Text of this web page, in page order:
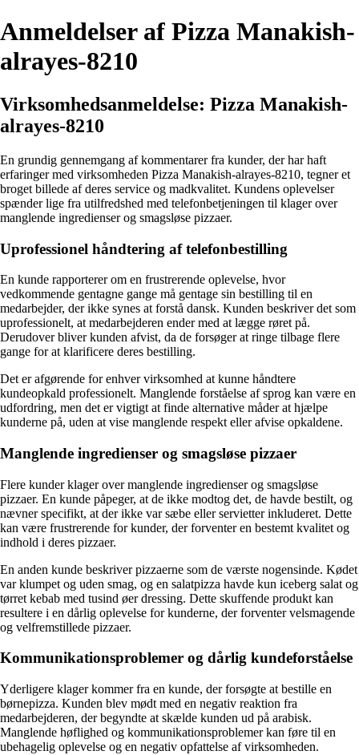
Anmeldelser af Pizza Manakish-
alrayes-8210
Virksomhedsanmeldelse: Pizza Manakish-
alrayes-8210
En grundig gennemgang af kommentarer fra kunder, der har haft
erfaringer med virksomheden Pizza Manakish-alrayes-8210, tegner et
broget billede af deres service og madkvalitet. Kundens oplevelser
spænder lige fra utilfredshed med telefonbetjeningen til klager over
manglende ingredienser og smagsløse pizzaer.
Uprofessionel håndtering af telefonbestilling
En kunde rapporterer om en frustrerende oplevelse, hvor
vedkommende gentagne gange må gentage sin bestilling til en
medarbejder, der ikke synes at forstå dansk. Kunden beskriver det som
uprofessionelt, at medarbejderen ender med at lægge røret på.
Derudover bliver kunden afvist, da de forsøger at ringe tilbage flere
gange for at klarificere deres bestilling.
Det er afgørende for enhver virksomhed at kunne håndtere
kundeopkald professionelt. Manglende forståelse af sprog kan være en
udfordring, men det er vigtigt at finde alternative måder at hjælpe
kunderne på, uden at vise manglende respekt eller afvise opkaldene.
Manglende ingredienser og smagsløse pizzaer
Flere kunder klager over manglende ingredienser og smagsløse
pizzaer. En kunde påpeger, at de ikke modtog det, de havde bestilt, og
nævner specifikt, at der ikke var sæbe eller servietter inkluderet. Dette
kan være frustrerende for kunder, der forventer en bestemt kvalitet og
indhold i deres pizzaer.
En anden kunde beskriver pizzaerne som de værste nogensinde. Kødet
var klumpet og uden smag, og en salatpizza havde kun iceberg salat og
tørret kebab med tusind øer dressing. Dette skuffende produkt kan
resultere i en dårlig oplevelse for kunderne, der forventer velsmagende
og velfremstillede pizzaer.
Kommunikationsproblemer og dårlig kundeforståelse
Yderligere klager kommer fra en kunde, der forsøgte at bestille en
børnepizza. Kunden blev mødt med en negativ reaktion fra
medarbejderen, der begyndte at skælde kunden ud på arabisk.
Manglende høflighed og kommunikationsproblemer kan føre til en
ubehagelig oplevelse og en negativ opfattelse af virksomheden.